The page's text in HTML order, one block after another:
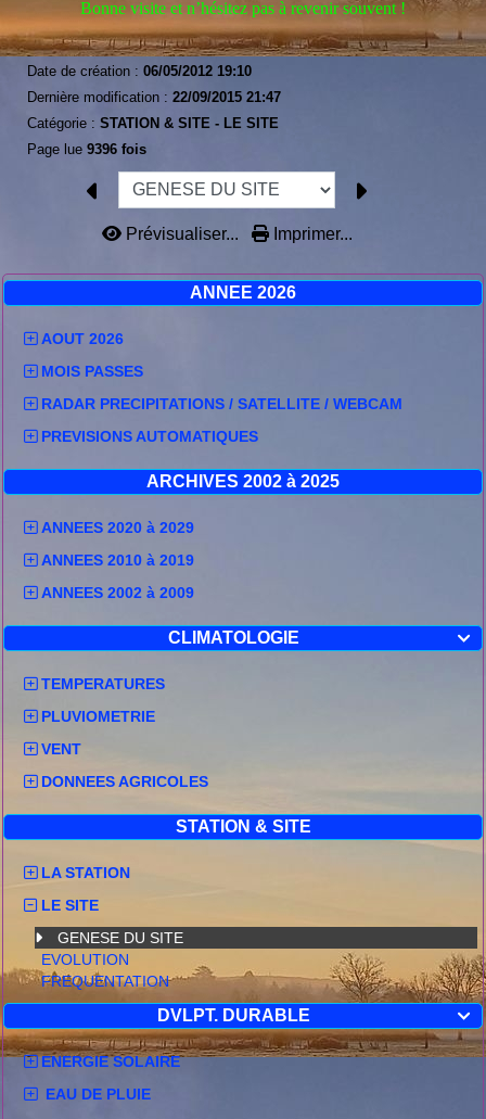
ANNEE 2026
AOUT 2026
MOIS PASSES
RADAR PRECIPITATIONS / SATELLITE / WEBCAM
PREVISIONS AUTOMATIQUES
ARCHIVES 2002 à 2025
ANNEES 2020 à 2029
ANNEES 2010 à 2019
ANNEES 2002 à 2009

CLIMATOLOGIE
TEMPERATURES
PLUVIOMETRIE
VENT
DONNEES AGRICOLES
STATION & SITE
LA STATION
LE SITE
GENESE DU SITE
EVOLUTION
FREQUENTATION

DVLPT. DURABLE
ENERGIE SOLAIRE
EAU DE PLUIE
Bonne visite et n’hésitez pas à revenir souvent !
Date de création : 06/05/2012 19:10
Dernière modification : 22/09/2015 21:47
Catégorie : STATION & SITE - LE SITE
Page lue 9396 fois
Prévisualiser... Imprimer...